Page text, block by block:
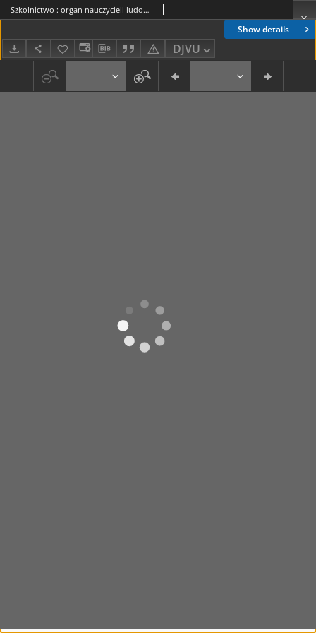
Show details
DJVU
Szkolnictwo : organ nauczycieli ludowych. 1901, R.11, nr 15